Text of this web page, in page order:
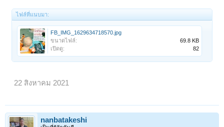
ไฟล์ที่แนบมา:
FB_IMG_1629634718570.jpg
ขนาดไฟล์:
69.8 KB
เปิดดู:
82
22 สิงหาคม 2021
nanbatakeshi